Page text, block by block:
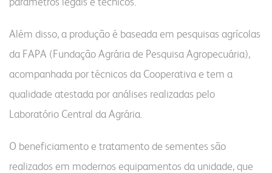
Além disso, a produção é baseada em pesquisas agrícolas
da FAPA (Fundação Agrária de Pesquisa Agropecuária),
acompanhada por técnicos da Cooperativa e tem a
qualidade atestada por análises realizadas pelo
Laboratório Central da Agrária.
O beneficiamento e tratamento de sementes são
realizados em modernos equipamentos da unidade, que